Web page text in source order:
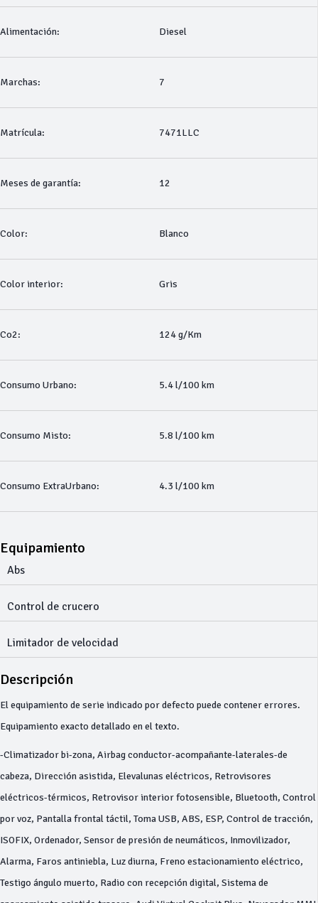
Alimentación: Diesel
Marchas: 7
Matrícula: 7471LLC
Meses de garantía: 12
Color: Blanco
Color interior: Gris
Co2: 124 g/Km
Consumo Urbano: 5.4 l/100 km
Consumo Misto: 5.8 l/100 km
Consumo ExtraUrbano: 4.3 l/100 km
Equipamiento
Abs
Control de crucero
Limitador de velocidad
Descripción
El equipamiento de serie indicado por defecto puede contener errores.
Equipamiento exacto detallado en el texto.
-Climatizador bi-zona, Airbag conductor-acompañante-laterales-de
cabeza, Dirección asistida, Elevalunas eléctricos, Retrovisores
eléctricos-térmicos, Retrovisor interior fotosensible, Bluetooth, Control
por voz, Pantalla frontal táctil, Toma USB, ABS, ESP, Control de tracción,
ISOFIX, Ordenador, Sensor de presión de neumáticos, Inmovilizador,
Alarma, Faros antiniebla, Luz diurna, Freno estacionamiento eléctrico,
Testigo ángulo muerto, Radio con recepción digital, Sistema de